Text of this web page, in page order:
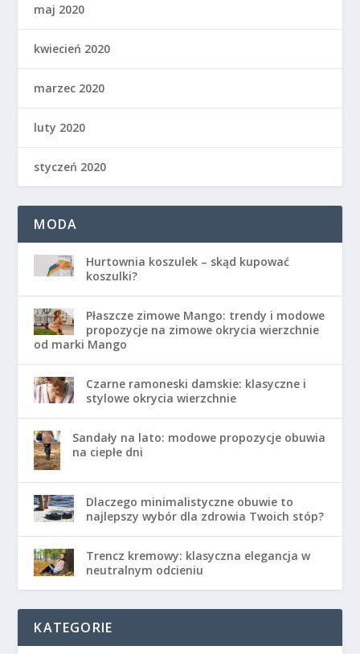
maj 2020
kwiecień 2020
marzec 2020
luty 2020
styczeń 2020
MODA
Hurtownia koszulek – skąd kupować
koszulki?
Płaszcze zimowe Mango: trendy i modowe
propozycje na zimowe okrycia wierzchnie
od marki Mango
Czarne ramoneski damskie: klasyczne i
stylowe okrycia wierzchnie
Sandały na lato: modowe propozycje obuwia
na ciepłe dni
Dlaczego minimalistyczne obuwie to
najlepszy wybór dla zdrowia Twoich stóp?
Trencz kremowy: klasyczna elegancja w
neutralnym odcieniu
KATEGORIE